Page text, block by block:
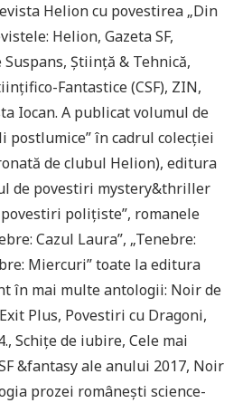
Helion cu povestirea „Din
Helion, Gazeta SF,
Știință & Tehnică,
Fantastice (CSF), ZIN,
Iocan. A publicat volumul de
postlumice” în cadrul colecției
de clubul Helion), editura
de povestiri mystery&thriller
polițiste”, romanele
Cazul Laura”, „Tenebre:
Miercuri” toate la editura
în mai multe antologii: Noir de
Plus, Povestiri cu Dragoni,
Schițe de iubire, Cele mai
&fantasy ale anului 2017, Noir
prozei românești science-